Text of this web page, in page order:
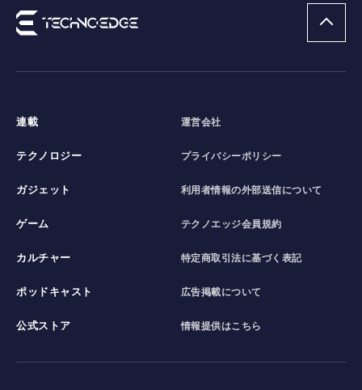
連載
テクノロジー
ガジェット
ゲーム
カルチャー
ポッドキャスト
公式ストア
運営会社
プライバシーポリシー
利用者情報の外部送信について
テクノエッジ会員規約
特定商取引法に基づく表記
広告掲載について
情報提供はこちら